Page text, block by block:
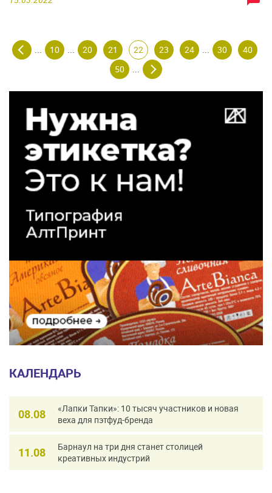
... 10 ... 20 21 22 23 24 ... 30
40
50
...
КАЛЕНДАРЬ
08.08
«Лапки Тапки»: 10 тысяч участников и новая
веха для пэтфуд-бренда
11.08
Барнаул на три дня станет столицей
креативных индустрий